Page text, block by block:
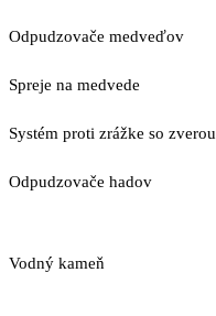
Odpudzovače medveďov
Spreje na medvede
Systém proti zrážke so zverou
Odpudzovače hadov
Vodný kameň